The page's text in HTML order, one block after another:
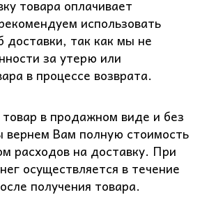
товара оплачивает
использовать
доставки, так как мы не
за утерю или
в процессе возврата.
в продажном виде и без
Вам полную стоимость
расходов на доставку. При
осуществляется в течение
получения товара.